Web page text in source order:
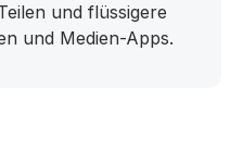
und flüssigere
und Medien-Apps.